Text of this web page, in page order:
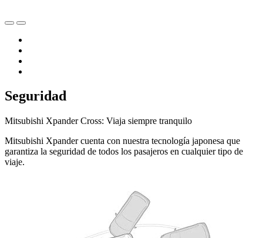
Seguridad
Mitsubishi Xpander Cross: Viaja siempre tranquilo
Mitsubishi Xpander cuenta con nuestra tecnología japonesa que
garantiza la seguridad de todos los pasajeros en cualquier tipo de
viaje.